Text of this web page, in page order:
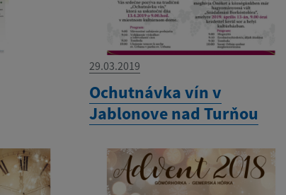
29.03.2019
Ochutnávka vín v
Jablonove nad Turňou